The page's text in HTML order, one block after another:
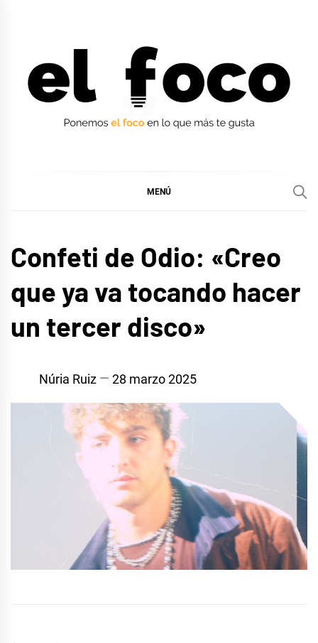
MENÚ
MÚSICA
Confeti de Odio: «Creo
que ya va tocando hacer
un tercer disco»
Núria Ruiz 28 marzo 2025